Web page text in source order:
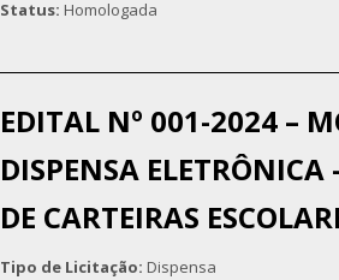
Status: Homologada
EDITAL Nº 001-2024 –
DISPENSA ELETRÔNICA
DE CARTEIRAS
Tipo de Licitação: Dispensa